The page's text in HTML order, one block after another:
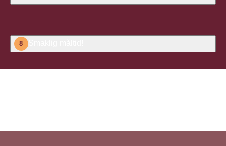
8 Smaklig måltid!